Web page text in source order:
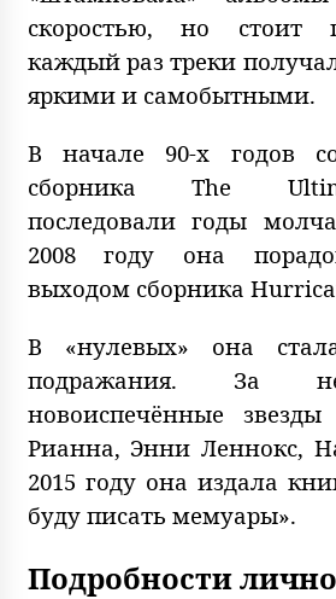
скоростью, но стоит
каждый раз треки
яркими и самобытными.
В начале 90-х годов
сборника The
последовали годы
2008 году она
выходом сборника
В «нулевых» она
подражания. За
новоиспечённые
Рианна, Энни Леннокс,
2015 году она издала
буду писать мемуары».
Подробности